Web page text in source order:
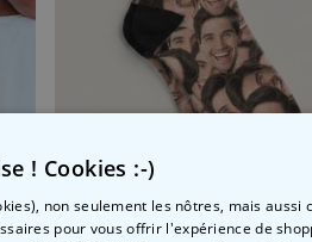
dessin devant et derrière
Chaussettes
! Cookies :-)
non seulement les nôtres, mais aussi
pour vous offrir l'expérience de